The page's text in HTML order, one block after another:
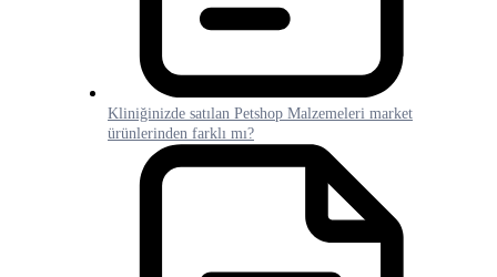
Kliniğinizde satılan Petshop Malzemeleri market
ürünlerinden farklı mı?